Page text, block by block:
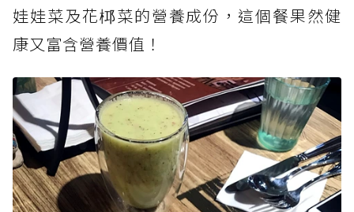
娃娃菜及花桏菜的營養成份，這個餐果然健
康又富含營養價值！